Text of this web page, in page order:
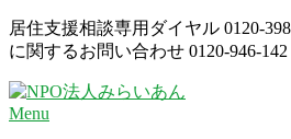
Skip
to
content
居住支援相談専用ダイヤル 0120-
に関するお問い合わせ 0120-946-142
Menu